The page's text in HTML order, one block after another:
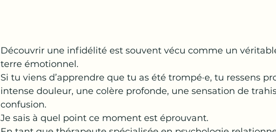
Découvrir une infidélité est souvent vécu comme un
terre émotionnel.
Si tu viens d’apprendre que tu as été trompé·e, tu ressens
intense douleur, une colère profonde, une sensation de
confusion.
Je sais à quel point ce moment est éprouvant.